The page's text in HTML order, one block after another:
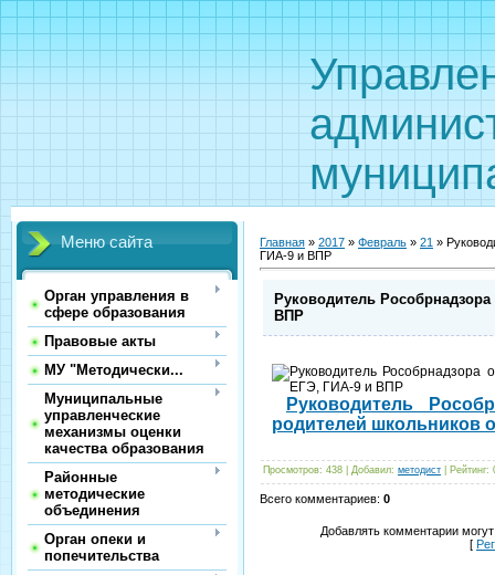
Меню сайта
Орган управления в
сфере образования
Правовые акты
МУ "Методически...
Муниципальные
управленческие
механизмы оценки
качества образования
Районные
методические
объединения
Орган опеки и
попечительства
Главная » 2017 » Февраль » 21 »
ГИА-9 и ВПР
Руководитель
ВПР
Руководитель
родителей школьников
Просмотров: 438 Добавил: методист Рейтинг:
Всего комментариев: 0
Добавлять комментарии
[